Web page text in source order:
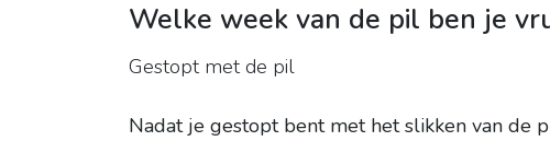
Welke week van de pil ben je
Gestopt met de pil
Nadat je gestopt bent met het slikken van de